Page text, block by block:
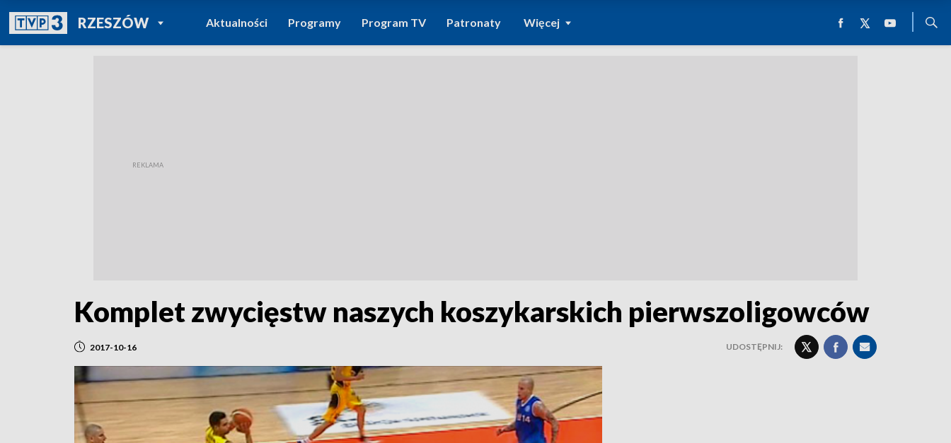
RZESZÓWPOWRÓT DO
TVP REGIONY
Aktualności Programy Program TV Patronaty Więcej
Komplet zwycięstw naszych koszykarskich pierwszoligowców
2017-10-16 UDOSTĘPNIJ: